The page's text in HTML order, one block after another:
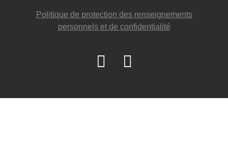
Politique de protection des renseignements
personnels et de confidentialité